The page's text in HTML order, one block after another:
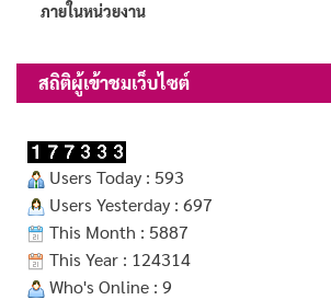
ภายในหน่วยงาน
สถิติผู้เข้าชมเว็บไซต์
Users Today : 593
Users Yesterday : 697
This Month : 5887
This Year : 124314
Who's Online : 9